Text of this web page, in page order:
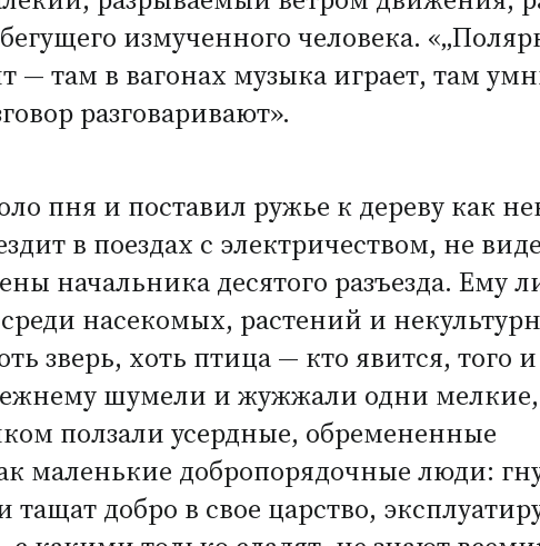
измученного человека.
там в вагонах музыка играет, там
разговаривают».
пня и поставил ружье к дереву как
в поездах с электричеством, не
начальника десятого разъезда. Ему
насекомых, растений и
зверь, хоть птица — кто явится, того
шумели и жужжали одни
ползали усердные, обремененные
маленькие добропорядочные люди:
добро в свое царство,